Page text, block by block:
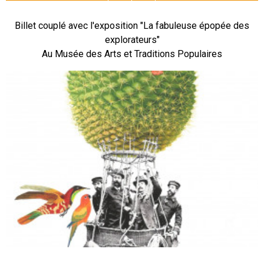
Billet couplé avec l'exposition "La fabuleuse épopée des
explorateurs"
Au Musée des Arts et Traditions Populaires